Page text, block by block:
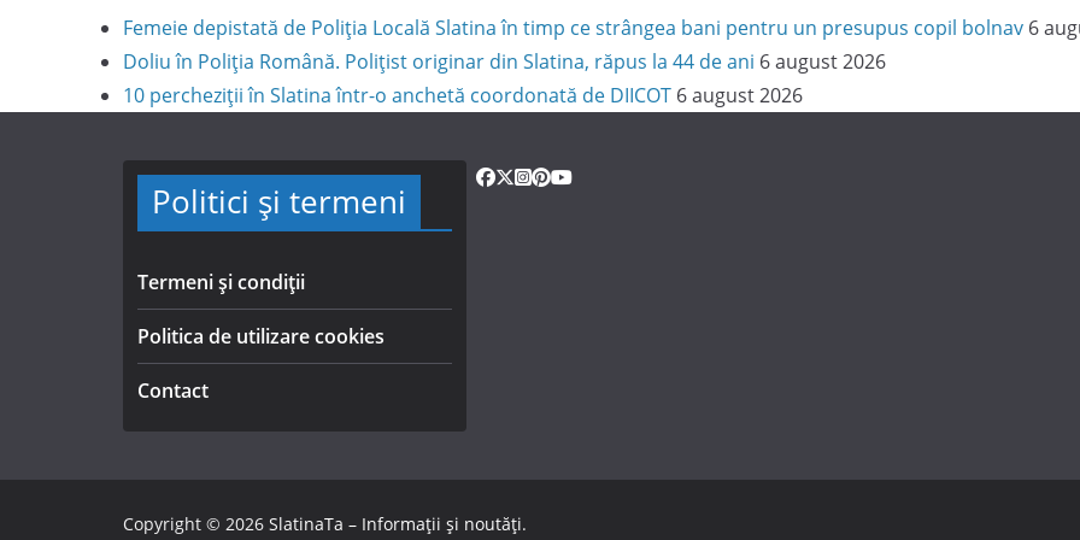
Femeie depistată de Poliția Locală Slatina în timp ce strângea bani pentru un presupus copil bolnav 6
Doliu în Poliția Română. Polițist originar din Slatina, răpus la 44 de ani 6 august 2026
10 percheziții în Slatina într-o anchetă coordonată de DIICOT 6 august 2026
Politici și termeni
Termeni și condiții
Politica de utilizare cookies
Contact
Copyright © 2026 SlatinaTa – Informații și noutăți.